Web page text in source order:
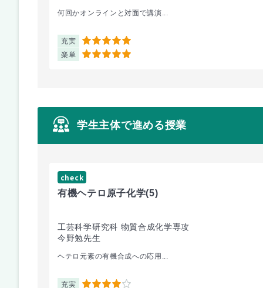
何回かオンラインと対面で講演...
充実 5
楽単 5
学生主体で進める授業
check
有機ヘテロ原子化学(5)
工芸科学研究科 物質合成化学専攻
今野勉先生
ヘテロ元素の有機合成への応用...
充実 4